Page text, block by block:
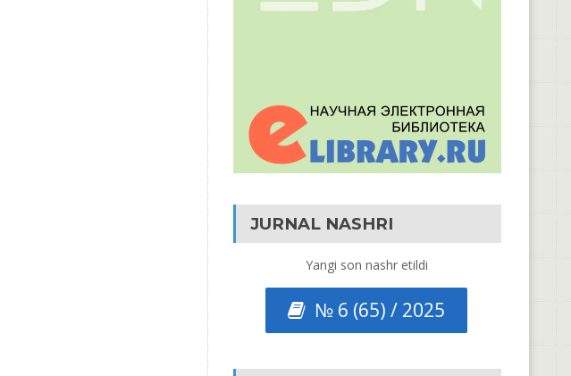
JURNAL NASHRI
Yangi son nashr etildi
№ 6 (65) / 2025